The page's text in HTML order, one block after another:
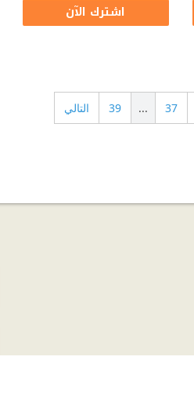
اشترك الآن
37
...
39 التالي